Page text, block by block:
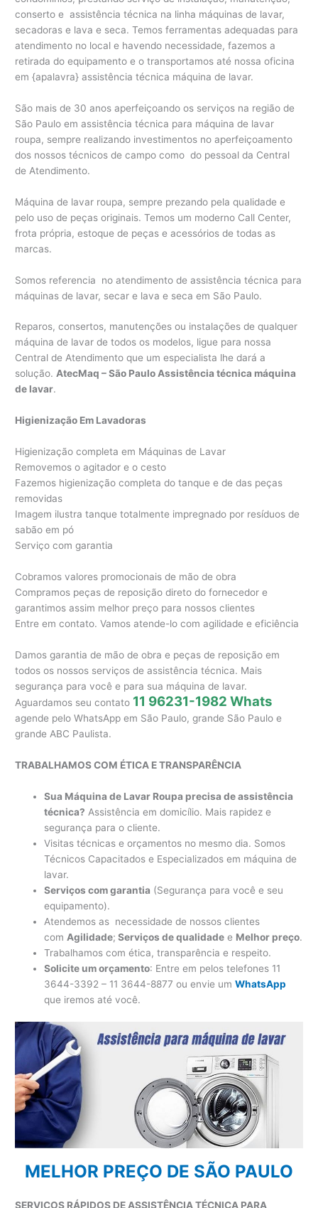
conserto e assistência técnica na linha máquinas de lavar,
secadoras e lava e seca. Temos ferramentas adequadas para
atendimento no local e havendo necessidade, fazemos a
retirada do equipamento e o transportamos até nossa oficina
em {apalavra} assistência técnica máquina de lavar.
São mais de 30 anos aperfeiçoando os serviços na região de
São Paulo em assistência técnica para máquina de lavar
roupa, sempre realizando investimentos no aperfeiçoamento
dos nossos técnicos de campo como do pessoal da Central
de Atendimento.
Máquina de lavar roupa, sempre prezando pela qualidade e
pelo uso de peças originais. Temos um moderno Call Center,
frota própria, estoque de peças e acessórios de todas as
marcas.
Somos referencia no atendimento de assistência técnica para
máquinas de lavar, secar e lava e seca em São Paulo.
Reparos, consertos, manutenções ou instalações de qualquer
máquina de lavar de todos os modelos, ligue para nossa
Central de Atendimento que um especialista lhe dará a
solução.AtecMaq – São Paulo Assistência técnica máquina
de lavar.
Higienização Em Lavadoras
Higienização completa em Máquinas de Lavar
Removemos o agitador e o cesto
Fazemos higienização completa do tanque e de das peças
removidas
Imagem ilustra tanque totalmente impregnado por resíduos de
sabão em pó
Serviço com garantia
Cobramos valores promocionais de mão de obra
Compramos peças de reposição direto do fornecedor e
garantimos assim melhor preço para nossos clientes
Entre em contato. Vamos atende-lo com agilidade e eficiência
Damos garantia de mão de obra e peças de reposição em
todos os nossos serviços de assistência técnica. Mais
segurança para você e para sua máquina de lavar.
Aguardamos seu contato 11 96231-1982 Whats
agende pelo WhatsApp em São Paulo, grande São Paulo e
grande ABC Paulista.
TRABALHAMOS COM ÉTICA E TRANSPARÊNCIA
Sua Máquina de Lavar Roupa precisa de assistência
técnica? Assistência em domicílio. Mais rapidez e
segurança para o cliente.
Visitas técnicas e orçamentos no mesmo dia. Somos
Técnicos Capacitados e Especializados em máquina de
lavar.
Serviços com garantia (Segurança para você e seu
equipamento).
Atendemos as necessidade de nossos clientes
com Agilidade; Serviços de qualidade e Melhor preço.
Trabalhamos com ética, transparência e respeito.
Solicite um orçamento: Entre em pelos telefones 11
3644-3392 – 11 3644-8877 ou envie umWhatsApp
que iremos até você.
MELHOR PREÇO DE SÃO PAULO
SERVIÇOS RÁPIDOS DE ASSISTÊNCIA TÉCNICA PARA